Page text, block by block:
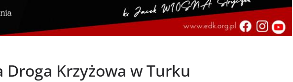
Droga Krzyżowa w Turku